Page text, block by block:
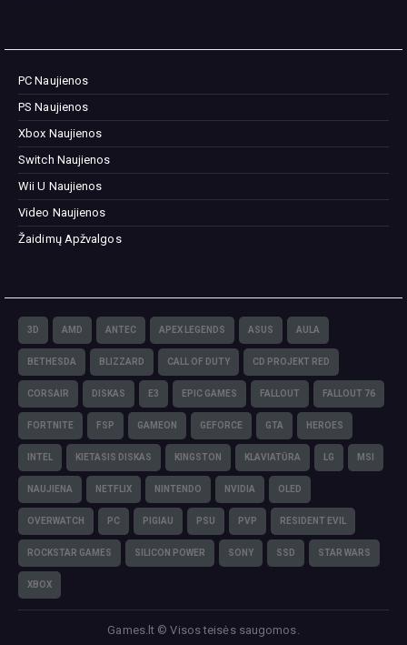
PC Naujienos
PS Naujienos
Xbox Naujienos
Switch Naujienos
Wii U Naujienos
Video Naujienos
Žaidimų Apžvalgos
3D AMD ANTEC APEX LEGENDS ASUS AULA
BETHESDA BLIZZARD CALL OF DUTY CD PROJEKT RED
CORSAIR DISKAS E3 EPIC GAMES FALLOUT FALLOUT 76
FORTNITE FSP GAMEON GEFORCE GTA HEROES
INTEL KIETASIS DISKAS KINGSTON KLAVIATŪRA LG MSI
NAUJIENA NETFLIX NINTENDO NVIDIA OLED
OVERWATCH PC PIGIAU PSU PVP RESIDENT EVIL
ROCKSTAR GAMES SILICON POWER SONY SSD STAR WARS
XBOX
Games.lt © Visos teisės saugomos.